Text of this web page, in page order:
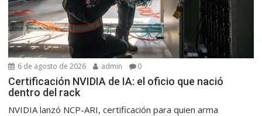
6 de agosto de 2026 admin 0
Certificación NVIDIA de IA: el oficio que nació
dentro del rack
NVIDIA lanzó NCP-ARI, certificación para quien arma